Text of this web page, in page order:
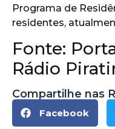
Programa de
residentes,
Fonte:
Rádio
Compartilhe nas
Facebook